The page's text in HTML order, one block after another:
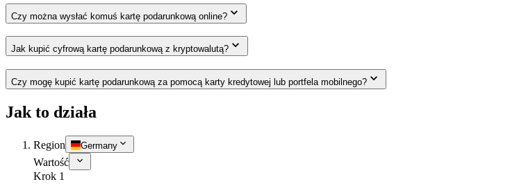
Czy można wysłać komuś kartę podarunkową online?
Jak kupić cyfrową kartę podarunkową z kryptowalutą?
Czy mogę kupić kartę podarunkową za pomocą karty kredytowej lub portfela mobilnego?
Jak to działa
Region Germany
Wartość
Krok 1